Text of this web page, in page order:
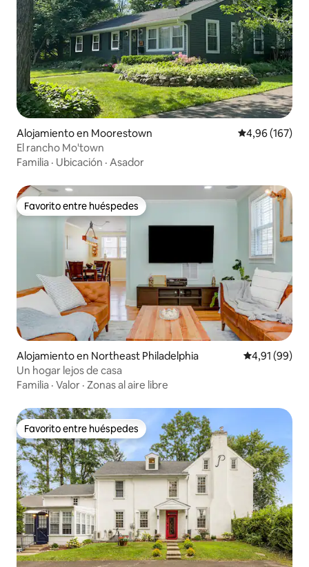
Alojamiento en Moorestown Calificación
4,96 (167)
El rancho Mo'town
Familia · Ubicación · Asador
Favorito entre huéspedes
Favorito entre huéspedes
Alojamiento en Northeast Philadelphia Calificación
4,91 (99)
Un hogar lejos de casa
Familia · Valor · Zonas al aire libre
Favorito entre huéspedes
Favorito entre huéspedes